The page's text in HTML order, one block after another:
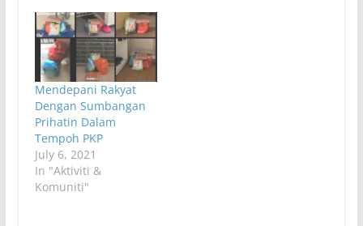
Mendepani Rakyat
Dengan Sumbangan
Prihatin Dalam
Tempoh PKP
July 6, 2021
In "Aktiviti &
Komuniti"